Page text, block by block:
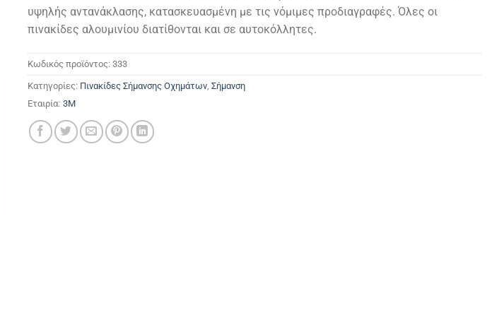
0,00 €.είναι:
0,00 €.
υψηλής αντανάκλασης, κατασκευασμένη με τις νόμιμες προδιαγραφές. Όλες οι
πινακίδες αλουμινίου διατίθονται και σε αυτοκόλλητες.
Κωδικός προϊόντος: 333
Κατηγορίες: Πινακίδες Σήμανσης Οχημάτων Σήμανση
Εταιρία: 3M